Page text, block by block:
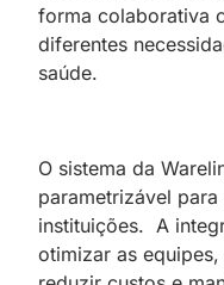
forma colaborativa
diferentes
saúde.
O sistema da
parametrizável
instituições. A
otimizar as